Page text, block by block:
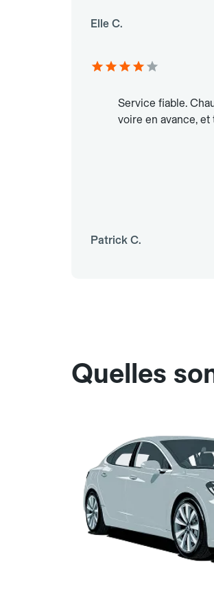
Elle C.
Service fiable.
voire en avance, et
Patrick C.
Quelles